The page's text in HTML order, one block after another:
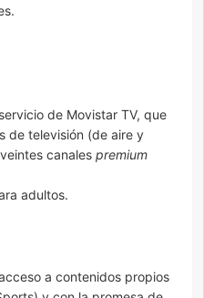
de Movistar TV, que
de televisión (de aire y
canales premium
adultos.
a contenidos propios